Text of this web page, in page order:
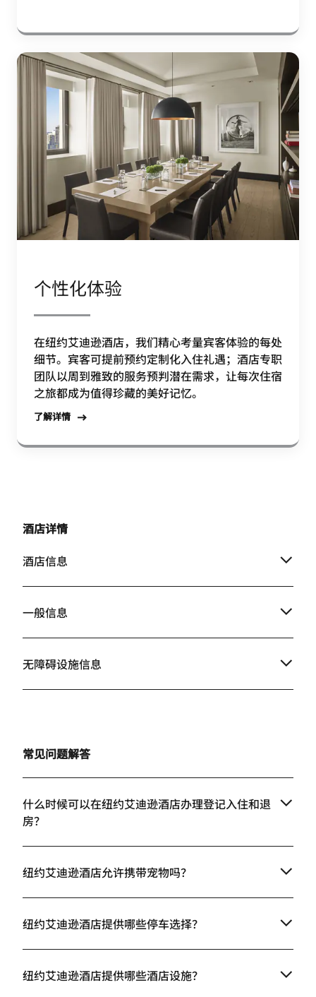
个性化体验
在纽约艾迪逊酒店，我们精心考量宾客体验的每处
细节。宾客可提前预约定制化入住礼遇；酒店专职
团队以周到雅致的服务预判潜在需求，让每次住宿
之旅都成为值得珍藏的美好记忆。
了解详情
酒店详情
酒店信息
一般信息
无障碍设施信息
常见问题解答
什么时候可以在纽约艾迪逊酒店办理登记入住和退
房？
纽约艾迪逊酒店允许携带宠物吗？
纽约艾迪逊酒店提供哪些停车选择？
纽约艾迪逊酒店提供哪些酒店设施？